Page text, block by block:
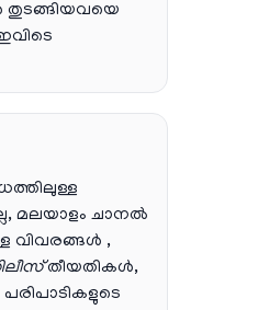
മലയാളം ചാനല്‍
വിവരങ്ങള്‍ ,
തീയതികള്‍,